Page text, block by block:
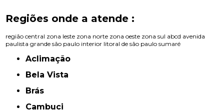
Regiões onde a atende :
região central zona leste zona norte zona oeste zona sul abcd avenida
paulista grande são paulo interior litoral de são paulo sumaré
Aclimação
Bela Vista
Brás
Cambuci